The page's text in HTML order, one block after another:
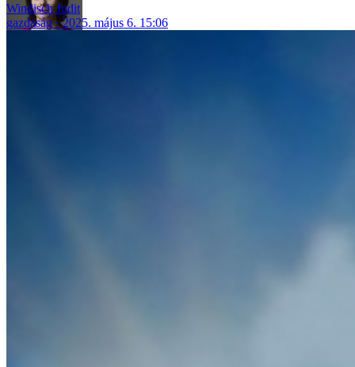
Windisch Judit
gazdaság
2025. május 6. 15:06